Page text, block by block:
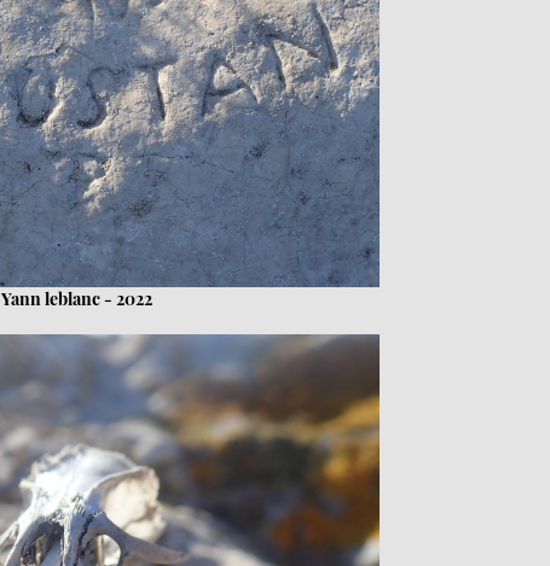
Yann leblanc - 2022